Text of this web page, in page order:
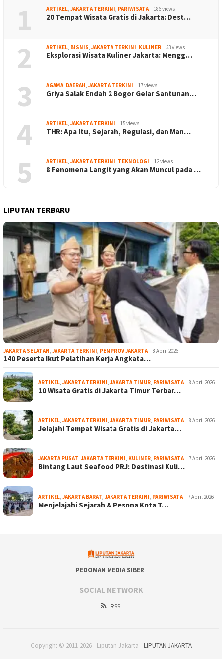
1 ARTIKEL JAKARTA TERKINI PARIWISATA 186 views
20 Tempat Wisata Gratis di Jakarta: Dest…
2 ARTIKEL BISNIS JAKARTA TERKINI KULINER 53 views
Eksplorasi Wisata Kuliner Jakarta: Mengg…
3 AGAMA DAERAH JAKARTA TERKINI 17 views
Griya Salak Endah 2 Bogor Gelar Santunan…
4 ARTIKEL JAKARTA TERKINI 15 views
THR: Apa Itu, Sejarah, Regulasi, dan Man…
5 ARTIKEL JAKARTA TERKINI TEKNOLOGI 12 views
8 Fenomena Langit yang Akan Muncul pada …
LIPUTAN TERBARU
JAKARTA SELATAN, JAKARTA TERKINI, PEMPROV JAKARTA 8 April 2026
140 Peserta Ikut Pelatihan Kerja Angkata…
ARTIKEL, JAKARTA TERKINI, JAKARTA TIMUR, PARIWISATA 8 April 2026
10 Wisata Gratis di Jakarta Timur Terbar…
ARTIKEL, JAKARTA TERKINI, JAKARTA TIMUR, PARIWISATA 8 April 2026
Jelajahi Tempat Wisata Gratis di Jakarta…
JAKARTA PUSAT, JAKARTA TERKINI, KULINER, PARIWISATA 7 April 2026
Bintang Laut Seafood PRJ: Destinasi Kuli…
ARTIKEL, JAKARTA BARAT, JAKARTA TERKINI, PARIWISATA 7 April 2026
Menjelajahi Sejarah & Pesona Kota T…
PEDOMAN MEDIA SIBER
SOCIAL NETWORK
RSS
Copyright © 2011-2026 - Liputan Jakarta - LIPUTAN JAKARTA